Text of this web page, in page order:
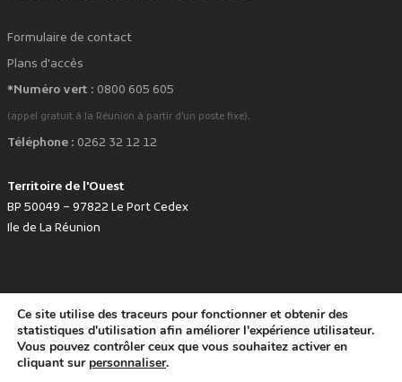
Formulaire de contact
Plans d'accès
*Numéro vert : 0800 605 605
(appel gratuit à la Réunion à partir d'un poste fixe).
Téléphone : 0262 32 12 12
Territoire de l'Ouest
BP 50049 – 97822 Le Port Cedex
Ile de La Réunion
Développé avec favoritepar le Territoire de l'Ouest © www.tco.re -2026.
Politique de protection des données personnelles
Mentions légales
Accessibilité : non conforme
Ce site utilise des traceurs pour fonctionner et obtenir des
statistiques d'utilisation afin améliorer l'expérience utilisateur.
Vous pouvez contrôler ceux que vous souhaitez activer en
cliquant sur personnaliser.